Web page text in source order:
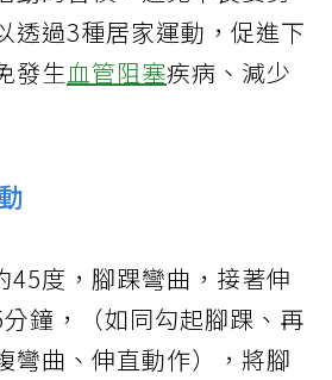
透過3種居家運動，促進下
發生血管阻塞疾病、減少
45度，腳踝彎曲，接著伸
鐘，（如同勾起腳踝、再
彎曲、伸直動作），將腳